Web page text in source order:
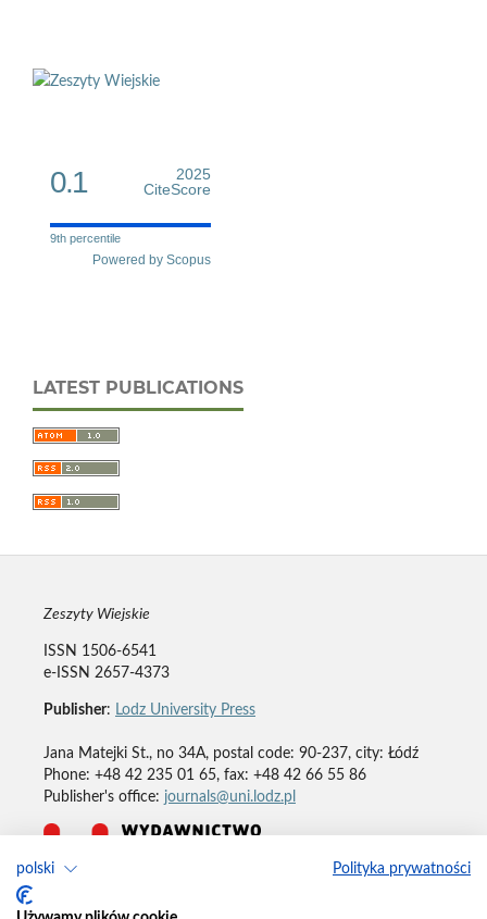
polski Polityka prywatności
0.1
2025
CiteScore
9th percentile
Powered by Scopus
LATEST PUBLICATIONS
Zeszyty Wiejskie
ISSN 1506-6541
e-ISSN 2657-4373
Publisher: Lodz University Press
Jana Matejki St., no 34A, postal code: 90-237, city: Łódź
Phone: +48 42 235 01 65, fax: +48 42 66 55 86
Publisher's office: journals@uni.lodz.pl
Deklaracja dostępności